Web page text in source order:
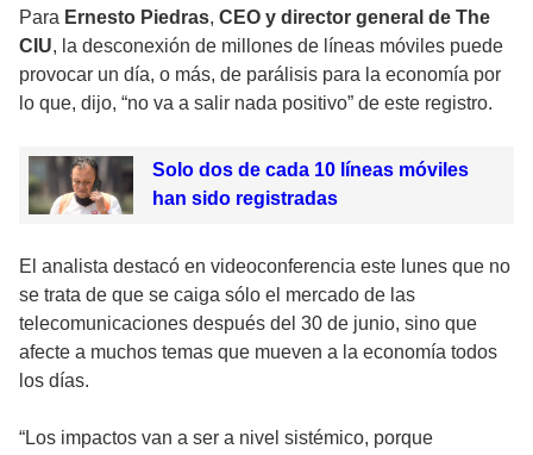
Para Ernesto Piedras, CEO y director general de The
CIU, la desconexión de millones de líneas móviles puede
provocar un día, o más, de parálisis para la economía por
lo que, dijo, “no va a salir nada positivo” de este registro.
Solo dos de cada 10 líneas móviles
han sido registradas
El analista destacó en videoconferencia este lunes que no
se trata de que se caiga sólo el mercado de las
telecomunicaciones después del 30 de junio, sino que
afecte a muchos temas que mueven a la economía todos
los días.
“Los impactos van a ser a nivel sistémico, porque